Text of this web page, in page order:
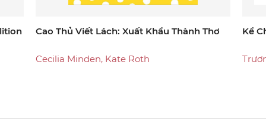
Cao Thủ Viết Lách: Xuất Khẩu Thành Thơ
Cecilia Minden, Kate Roth
Kể